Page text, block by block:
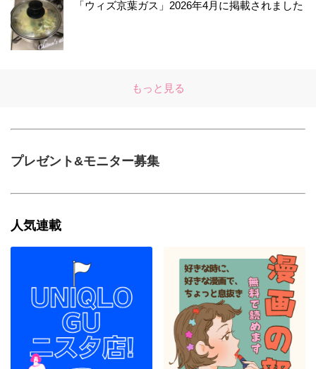
「ウィズ京葉ガス」2026年4月に掲載されました
もっと見る
プレゼント&モニター募集
人気連載